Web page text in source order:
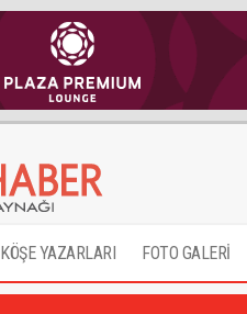
KÖŞE YAZARLARI FOTO GALERİ